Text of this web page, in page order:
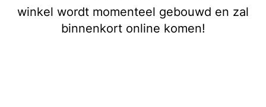
winkel wordt momenteel gebouwd en zal
binnenkort online komen!